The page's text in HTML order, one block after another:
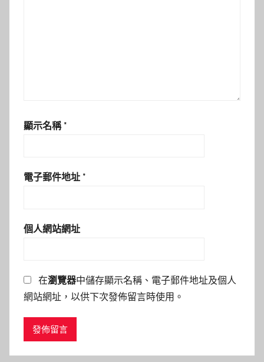
顯示名稱 *
電子郵件地址 *
個人網站網址
在瀏覽器中儲存顯示名稱、電子郵件地址及個人
網站網址，以供下次發佈留言時使用。